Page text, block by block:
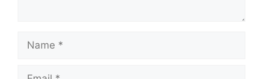
Name
Email